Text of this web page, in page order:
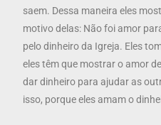
saem. Dessa maneira eles
motivo delas: Não foi amor
pelo dinheiro da Igreja. Eles
eles têm que mostrar o amor
dar dinheiro para ajudar as
isso, porque eles amam o